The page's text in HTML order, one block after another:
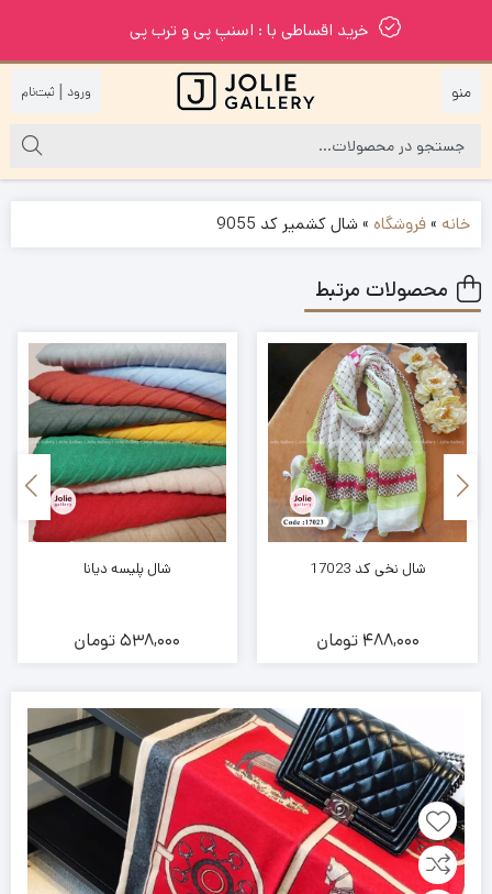
خرید اقساطی با : اسنپ پی و ترب پی
|
خانه »فروشگاه »شال کشمیر کد 9055
محصولات مرتبط
شال نخی کد 17023
488,000 تومان
شال پلیسه دیانا
538,000تومان